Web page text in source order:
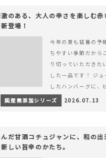
のある、大人の辛さを楽しむ
登場！
今年の夏も猛暑の予
ちやすい季節だから
り切っていただきた
した一品です！ ジ
したハンバーグに、
コク深い旨みが楽し
&hellip; 続きを読む
国産無添加シリーズ 2026.07.13
だ甘酒コチュジャンに、和の
しい旨辛のかたち。